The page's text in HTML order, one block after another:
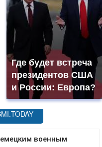
Где будет встреча
президентов США
и России: Европа?